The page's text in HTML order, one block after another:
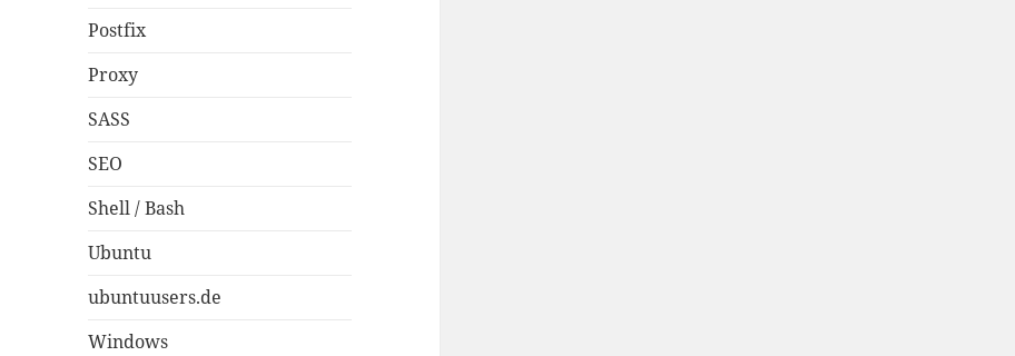
Postfix
Proxy
SASS
SEO
Shell / Bash
Ubuntu
ubuntuusers.de
Windows